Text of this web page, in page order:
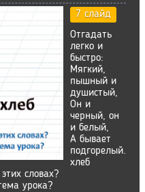
7 слайд
Отгадать
легко и
быстро:
Мягкий,
пышный и
душистый,
Он и
черный, он
и белый,
А бывает
подгорелый.
хлеб
словах?
урока?